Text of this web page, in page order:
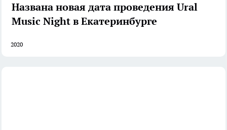
Названа новая дата проведения Ural
Music Night в Екатеринбурге
2020